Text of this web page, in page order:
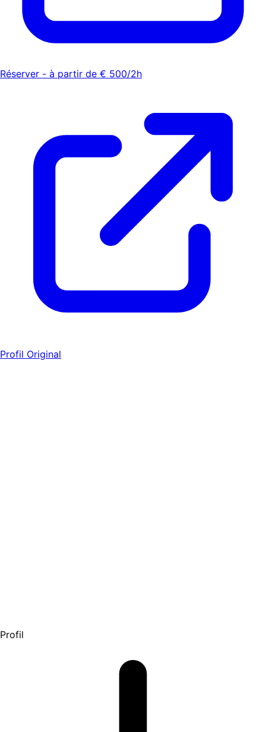
Réserver - à partir de € 500/2h
Profil Original
Profil